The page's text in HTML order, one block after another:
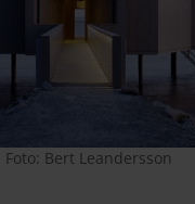
Bert Leandersson